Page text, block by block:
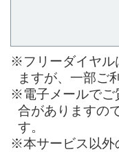
※フリーダイヤル
ますが、一部ご
※電子メールでご
合がありますの
す。
※本サービス以外